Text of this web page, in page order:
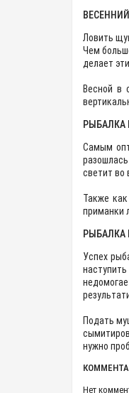
Ловить
Чем
делает
Весной в
РЫБАЛКА
Самым
светит во
Также
приманки
РЫБАЛКА
Успех
Подать
нужно
Нет